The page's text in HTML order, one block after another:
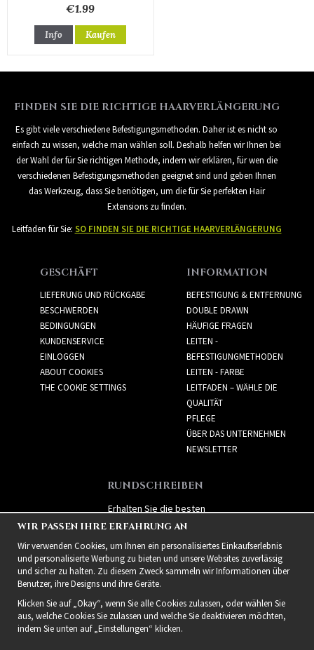
€1.99
Info Kaufen
FINDEN SIE DIE RICHTIGE HAARVERLÄNGERUNG
Es gibt viele verschiedene Befestigungsmethoden. Daher ist es nicht so
einfach zu wissen, welche man wählen soll. Deshalb helfen wir Ihnen bei
der Wahl der für Sie richtigen Methode, indem wir erklären, für wen die
verschiedenen Befestigungsmethoden geeignet sind und geben Ihnen
das Werkzeug, dass Sie benötigen, um die für Sie perfekten Hair
Extensions zu finden.
Leitfaden für Sie: SO FINDEN SIE DIE RICHTIGE HAARVERLÄNGERUNG
GESCHÄFT
LIEFERUNG UND RÜCKGABE
BESCHWERDEN
BEDINGUNGEN
KUNDENSERVICE
EINLOGGEN
ABOUT COOKIES
THE COOKIE SETTINGS
INFORMATION
BEFESTIGUNG & ENTFERNUNG
DOUBLE DRAWN
HÄUFIGE FRAGEN
LEITEN -
BEFESTIGUNGMETHODEN
LEITEN - FARBE
LEITFADEN – WÄHLE DIE
QUALITÄT
PFLEGE
ÜBER DAS UNTERNEHMEN
NEWSLETTER
RUNDSCHREIBEN
Erhalten Sie die besten
Angebote und spannende
neue Produkte!
WIR PASSEN IHRE ERFAHRUNG AN
Wir verwenden Cookies, um Ihnen ein personalisiertes Einkaufserlebnis
und personalisierte Werbung zu bieten und unsere Websites zuverlässig
und sicher zu halten. Zu diesem Zweck sammeln wir Informationen über
Benutzer, ihre Designs und ihre Geräte.
Klicken Sie auf „Okay“, wenn Sie alle Cookies zulassen, oder wählen Sie
aus, welche Cookies Sie zulassen und welche Sie deaktivieren möchten,
indem Sie unten auf „Einstellungen“ klicken.